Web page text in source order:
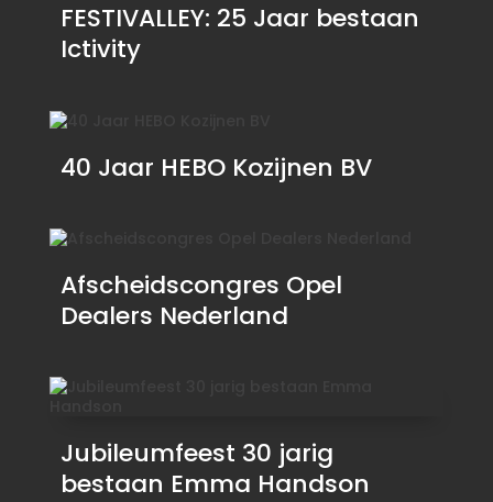
FESTIVALLEY: 25 Jaar bestaan
Ictivity
40 Jaar HEBO Kozijnen BV
Afscheidscongres Opel
Dealers Nederland
Jubileumfeest 30 jarig
bestaan Emma Handson